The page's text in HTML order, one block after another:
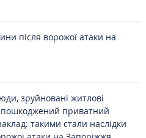
після ворожої атаки на
зруйновані житлові
пошкоджений приватний
такими стали наслідки